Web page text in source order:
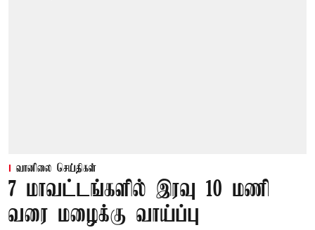
வானிலை செய்திகள்
7 மாவட்டங்களில் இரவு 10 மணி
வரை மழைக்கு வாய்ப்பு